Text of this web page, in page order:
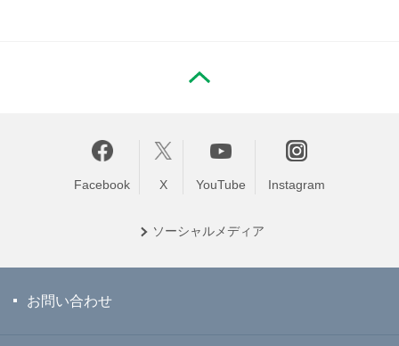
Facebook X YouTube Instagram
ソーシャル メディア
お問い合わせ